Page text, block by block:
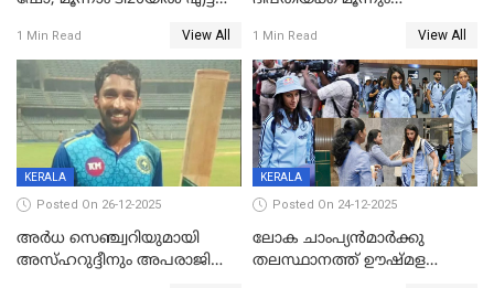
വനിതകള്‍ക്കെതിരായ ടി20
പരമ്പര ഇന്ത്യക്ക്
1 Min Read View All
ടി20യിലും ശ്രീലങ്കയ്ക്ക്
ബാറ്റിംഗ് തകര്‍ച്ച; ഇന്ത്യയ്ക്ക്
വിജയലക്ഷ്യം 113 റൺസ്
1 Min Read View All
KERALA
Posted On 26-12-2025
അർധ സെഞ്ച്വറിയുമായി
അസ്ഹറുദ്ദീനും അപരാജിതും
KERALA
Posted On 24-12-2025
ലോക ചാംപ്യൻമാർക്കു
തലസ്ഥാനത്ത് ഊഷ്മള